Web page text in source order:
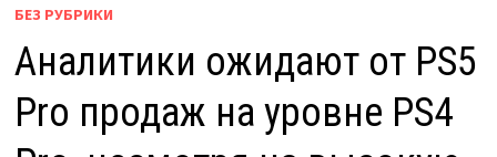
БЕЗ РУБРИКИ
Аналитики ожидают от PS5
Pro продаж на уровне PS4